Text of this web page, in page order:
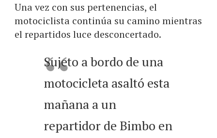
Una vez con sus pertenencias, el
motociclista continúa su camino mientras
el repartidos luce desconcertado.
Sujeto a bordo de una
motocicleta asaltó esta
mañana a un
repartidor de Bimbo en